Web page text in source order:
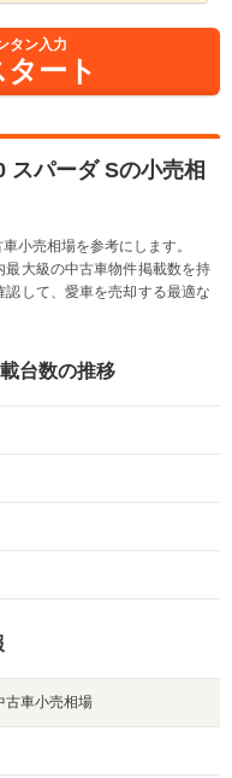
タン入力
ート
スパーダ Sの小売相
小売相場を参考にします。
大級の中古車物件掲載数を持
して、愛車を売却する最適な
台数の推移
古車小売相場